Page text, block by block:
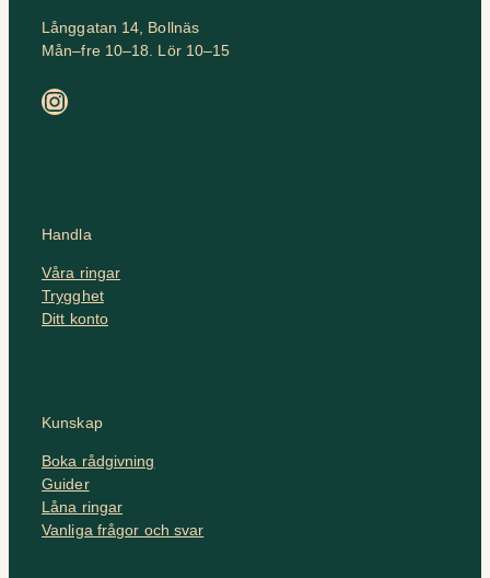
Långgatan 14, Bollnäs
Mån–fre 10–18. Lör 10–15
Instagram
Handla
Våra ringar
Trygghet
Ditt konto
Kunskap
Boka rådgivning
Guider
Låna ringar
Vanliga frågor och svar